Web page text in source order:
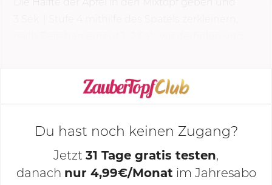
KOCHMODUS STARTEN
Du hast noch keinen Zugang?
Jetzt 31 Tage gratis testen,
danach nur 4,99€/Monat im Jahresabo